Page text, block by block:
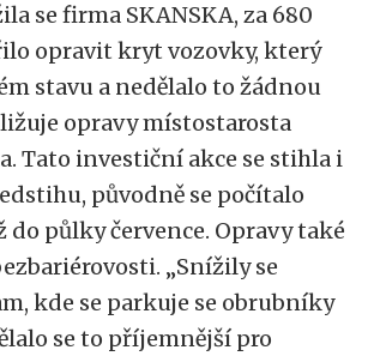
se firma SKANSKA, za 680
opravit kryt vozovky, který
stavu a nedělalo to žádnou
opravy místostarosta
Tato investiční akce se stihla i
původně se počítalo
do půlky července. Opravy také
„Snížily se
kde se parkuje se obrubníky
se to příjemnější pro